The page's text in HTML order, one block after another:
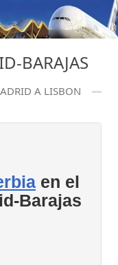
BARAJAS
A LISBON
en el
Barajas